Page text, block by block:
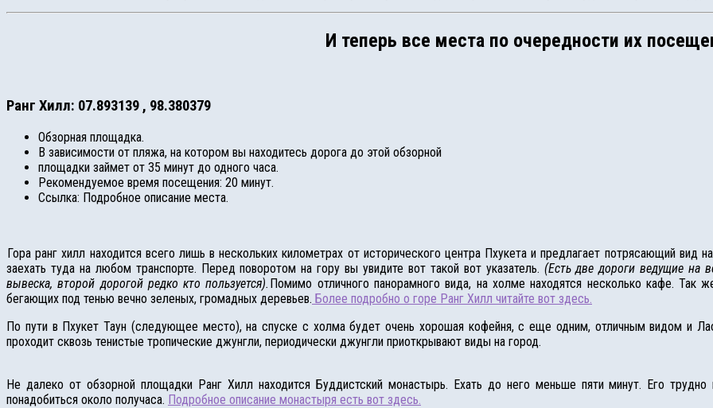
И теперь все места по очередности их
Ранг Хилл: 07.893139 , 98.380379
Обзорная площадка.
В зависимости от пляжа, на котором вы находитесь дорога до этой обзорной
площадки займет от 35 минут до одного часа.
Рекомендуемое время посещения: 20 минут.
Ссылка: Подробное описание места.
Гора ранг хилл находится всего лишь в нескольких километрах от исторического центра Пхукета и предлагает потрясающий
заехать туда на любом транспорте. Перед поворотом на гору вы увидите вот такой вот указатель. (Есть две дороги ведущие на
вывеска, второй дорогой редко кто пользуется). Помимо отличного панорамного вида, на холме находятся несколько кафе.
бегающих под тенью вечно зеленых, громадных деревьев. Более подробно о горе Ранг Хилл читайте вот здесь.
По пути в Пхукет Таун (следующее место), на спуске с холма будет очень хорошая кофейня, с еще одним, отличным видом и
проходит сквозь тенистые тропические джунгли, периодически джунгли приоткрывают виды на город.
Не далеко от обзорной площадки Ранг Хилл находится Буддистский монастырь. Ехать до него меньше пяти минут. Его
понадобиться около получаса. Подробное описание монастыря есть вот здесь.